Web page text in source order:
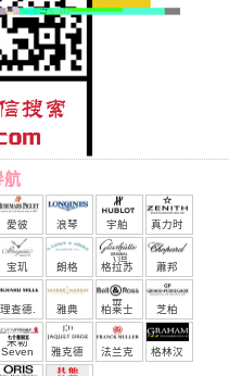
航
愛彼 浪琴 宇舶
（恒
宝）
真力时
宝玑 朗格 格拉苏
蒂
蕭邦
理查德.
米勒
雅典 柏莱士 芝柏
Seven 雅克德 法兰克 格林汉